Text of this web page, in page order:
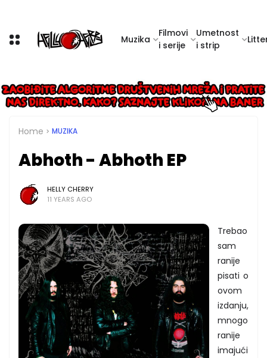
Muzika
Filmovi
i serije
Umetnost
i strip
Home MUZIKA
Abhoth - Abhoth EP
HELLY CHERRY
11 YEARS AGO
Trebao
sam
ranije
pisati o
ovom
izdanju,
mnogo
ranije
imajući